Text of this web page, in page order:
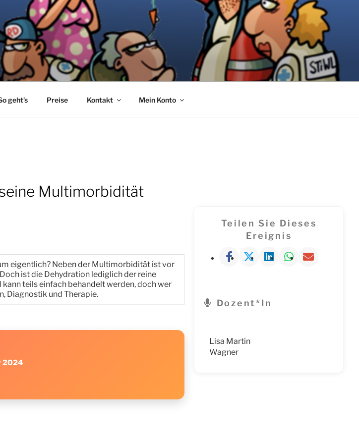
geht’s Preise Kontakt Mein Konto
Multimorbidität
eigentlich? Neben der Multimorbidität ist vor
ist die Dehydration lediglich der reine
teils einfach behandelt werden, doch wer
Diagnostik und Therapie.
2024
Teilen Sie Dieses
Ereignis
Dozent*in
Lisa Martin
Wagner